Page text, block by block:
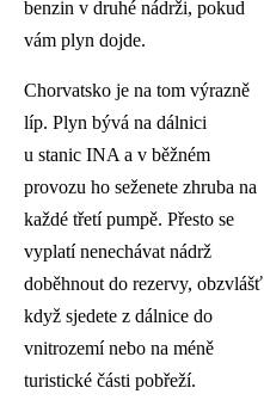
benzin v druhé nádrži, pokud
vám plyn dojde.
Chorvatsko je na tom výrazně
líp. Plyn bývá na dálnici
u stanic INA a v běžném
provozu ho seženete zhruba na
každé třetí pumpě. Přesto se
vyplatí nenechávat nádrž
doběhnout do rezervy, obzvlášť
když sjedete z dálnice do
vnitrozemí nebo na méně
turistické části pobřeží.